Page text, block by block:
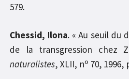
579.
Chessid, Ilona. « Au seuil du
de la transgression chez
naturalistes, XLII, no 70, 1996,